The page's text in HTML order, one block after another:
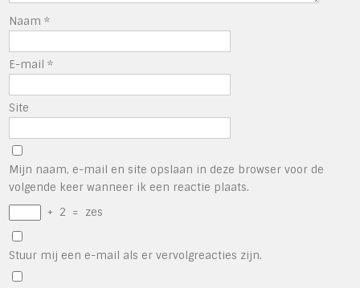
Naam*
E-mail*
Site
Mijn naam, e-mail en site opslaan in deze browser voor de
volgende keer wanneer ik een reactie plaats.
+ 2 = zes
Stuur mij een e-mail als er vervolgreacties zijn.